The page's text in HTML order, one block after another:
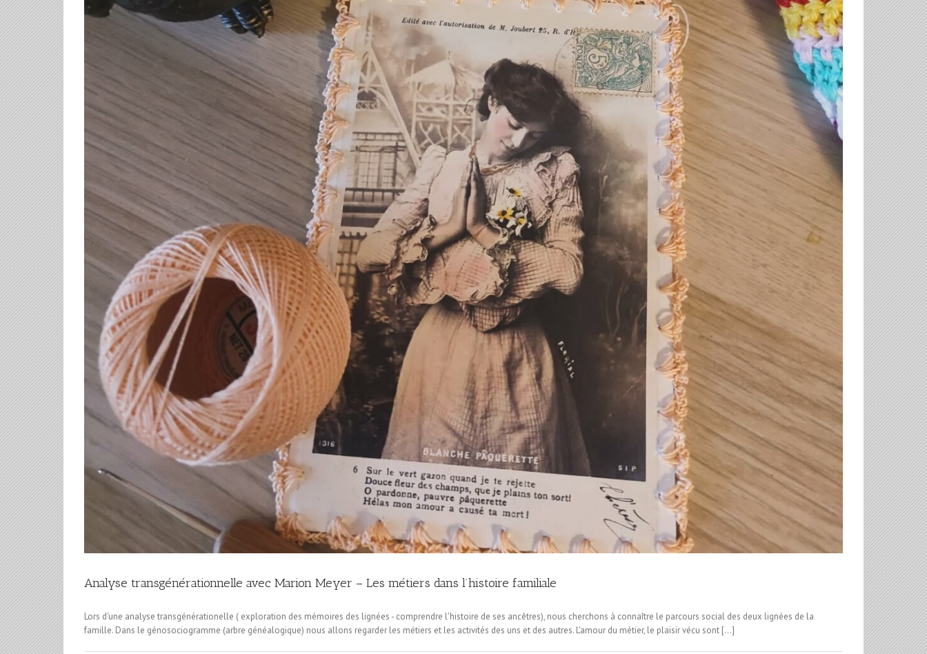
Analyse transgénérationnelle avec Marion Meyer – Les métiers dans l’histoire familiale
Lors d'une analyse transgénérationelle ( exploration des mémoires des lignées - comprendre l'histoire de ses ancêtres), nous cherchons à connaître le parcours social des deux lignées de la
famille. Dans le génosociogramme (arbre généalogique) nous allons regarder les métiers et les activités des uns et des autres. L'amour du métier, le plaisir vécu sont [...]